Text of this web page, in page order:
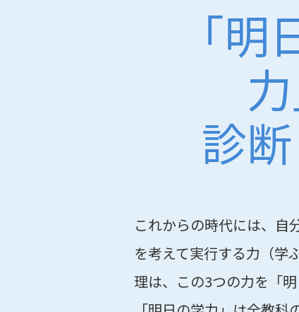
「
力
診
これからの時代には、自
を考えて実行する力（学
理は、この3つの力を「